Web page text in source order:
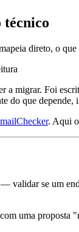
direto, o
a migrar. Foi
que
. Aqui
se um
uma